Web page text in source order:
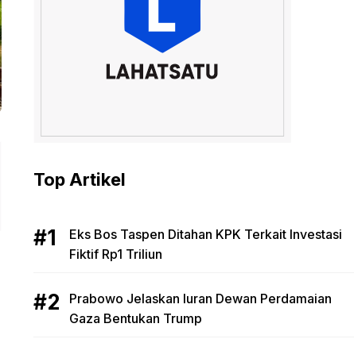
Top Artikel
Eks Bos Taspen Ditahan KPK Terkait Investasi
Fiktif Rp1 Triliun
Prabowo Jelaskan Iuran Dewan Perdamaian
Gaza Bentukan Trump